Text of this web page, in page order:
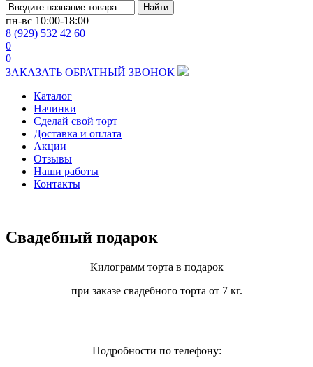
Найти
пн-вс 10:00-18:00
8 (929) 532 42 60
0
0
ЗАКАЗАТЬ ОБРАТНЫЙ ЗВОНОК
Каталог
Начинки
Сделай свой торт
Доставка и оплата
Акции
Отзывы
Наши работы
Контакты
Свадебный подарок
Килограмм торта в подарок
при заказе свадебного торта от 7 кг.
Подробности по телефону: